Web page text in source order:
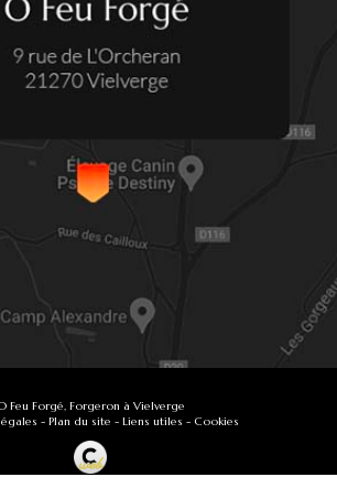
Feu Forgé, Forgeron à Vielverge
- Plan du site - Liens utiles - Cookies